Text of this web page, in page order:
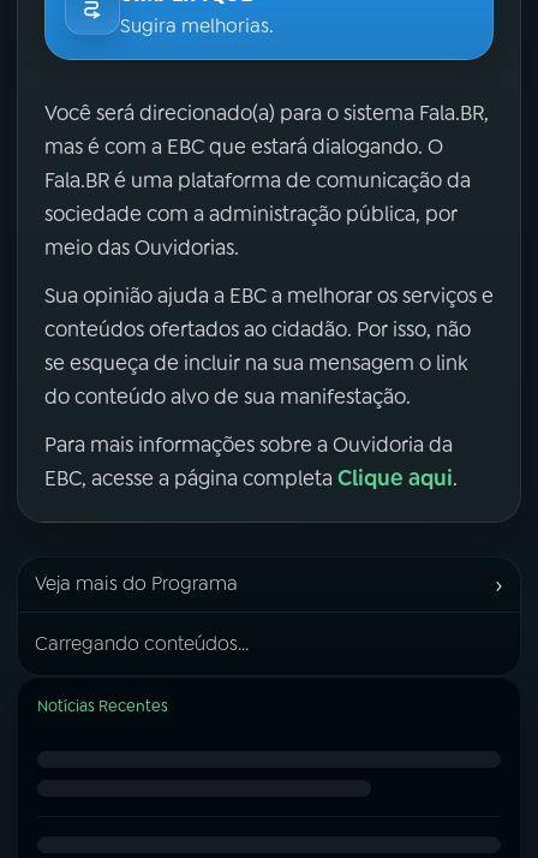
Sugira melhorias.
Você será direcionado(a) para o sistema Fala.BR,
mas é com a EBC que estará dialogando. O
Fala.BR é uma plataforma de comunicação da
sociedade com a administração pública, por
meio das Ouvidorias.
Sua opinião ajuda a EBC a melhorar os serviços e
conteúdos ofertados ao cidadão. Por isso, não
se esqueça de incluir na sua mensagem o link
do conteúdo alvo de sua manifestação.
Para mais informações sobre a Ouvidoria da
EBC, acesse a página completa Clique aqui.
Veja mais do Programa ›
Carregando conteúdos...
Notícias Recentes